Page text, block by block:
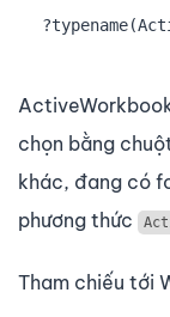
chọn bằng
khác, đang có
phương thức
Tham chiếu tới